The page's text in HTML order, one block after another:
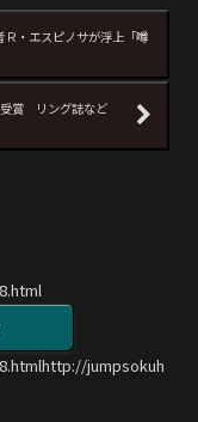
・エスピノサが浮上「噂
賞 リング誌など
jumpsokuh